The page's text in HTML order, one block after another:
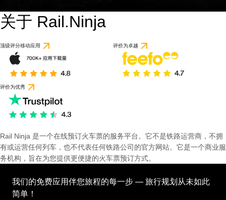
关于 Rail.Ninja
顶级评分移动应用 评价为卓越
评价为优秀
Rail Ninja 是一个在线预订火车票的服务平台。它不是铁路运营商，不拥
有或运营任何列车，也不代表任何铁路公司的官方网站。它是一个商业服
务机构，旨在为您提供更便捷的火车票预订方式。
我们的免费应用伴您旅程的每一步 — 旅行规划从未如此
简单！